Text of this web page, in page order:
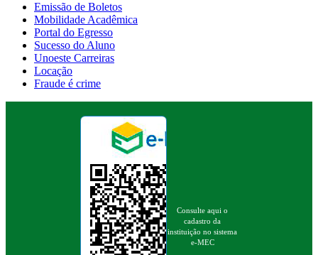
Emissão de Boletos
Mobilidade Acadêmica
Portal do Egresso
Sucesso do Aluno
Unoeste Carreiras
Locação
Fraude é crime
Consulte aqui o
cadastro da
instituição no sistema
e-MEC